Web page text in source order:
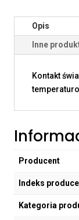
Opis
Inne
Kontakt
Producent
Indeks
Kategoria